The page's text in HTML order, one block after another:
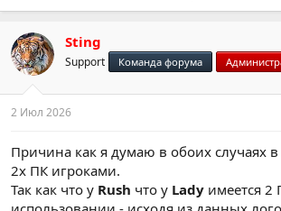
Sting
Support Команда форума
2 Июл 2026
Причина как я думаю в обоих случаях
2х ПК игроками.
Так как что у Rush что у Lady имеется 2